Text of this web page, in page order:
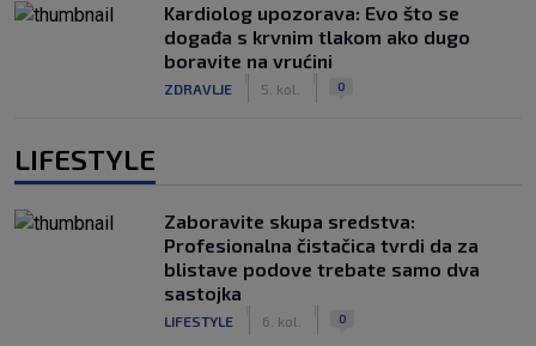
Kardiolog upozorava: Evo što se
događa s krvnim tlakom ako dugo
boravite na vrućini
ZDRAVLJE 5. kol. 0
LIFESTYLE
Zaboravite skupa sredstva:
Profesionalna čistačica tvrdi da za
blistave podove trebate samo dva
sastojka
LIFESTYLE 6. kol. 0